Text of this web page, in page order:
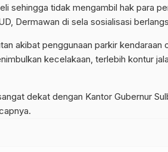
sehingga tidak mengambil hak para
Dermawan di sela sosialisasi
akibat penggunaan parkir kendaraan
kecelakaan, terlebih kontur
dekat dengan Kantor Gubernur